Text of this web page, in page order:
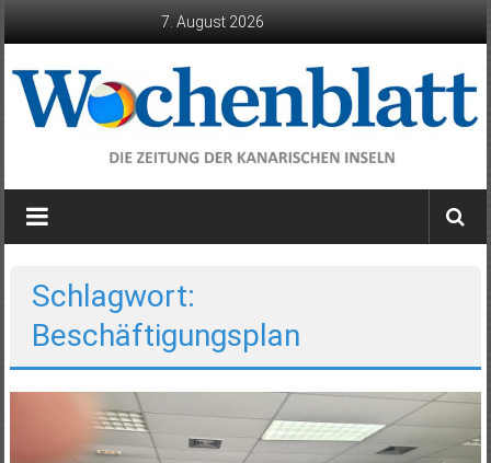
7. August 2026
Wochenblatt
die
Kanarischen
Inseln
Schlagwort:
Beschäftigungsplan